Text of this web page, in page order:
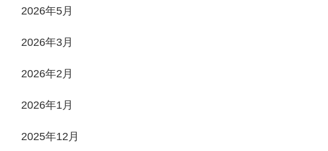
2026年5月
2026年3月
2026年2月
2026年1月
2025年12月